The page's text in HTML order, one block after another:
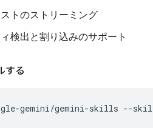
トのストリーミング
検出と割り込みのサポート
する
gemini/gemini-skills --